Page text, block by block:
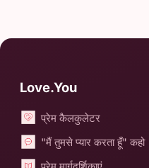
Love.You
प्रेम कैलकुलेटर
"मैं तुमसे प्यार करता हूँ" कहो